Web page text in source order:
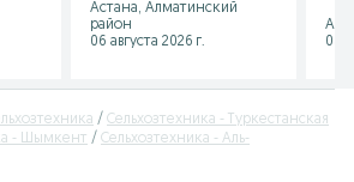
РФ
Астана, Алматинский
район
06 августа 2026 г.
03
Сельхозтехника - Туркестанская
- Шымкент
Сельхозтехника - Аль-